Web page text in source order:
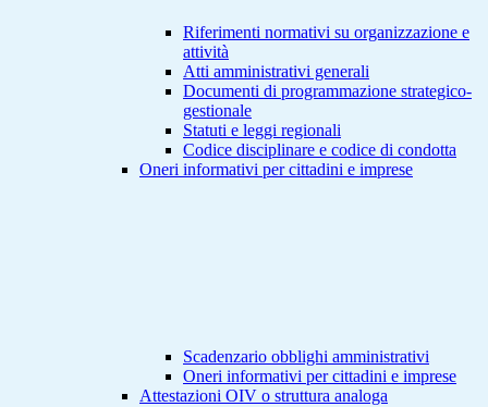
Riferimenti normativi su organizzazione e
attività
Atti amministrativi generali
Documenti di programmazione strategico-
gestionale
Statuti e leggi regionali
Codice disciplinare e codice di condotta
Oneri informativi per cittadini e imprese
Scadenzario obblighi amministrativi
Oneri informativi per cittadini e imprese
Attestazioni OIV o struttura analoga